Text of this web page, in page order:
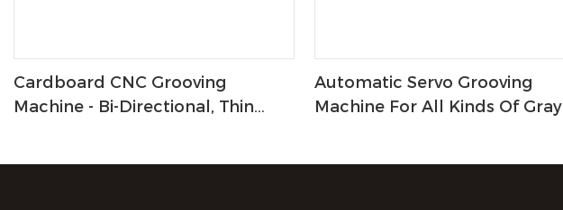
Cardboard CNC Grooving
Machine - Bi-Directional, Thin
Automatic Servo Grooving
Machine For All Kinds Of Gray